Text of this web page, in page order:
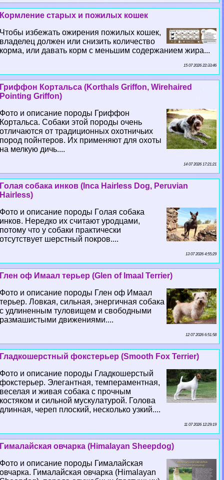
Кормление старых и пожилых кошек
Чтобы избежать ожирения пожилых кошек,
владелец должен или снизить количество
корма, или давать корм с меньшим содержанием жира...
15 07 2026 22:33:46
Гриффон Кортальса (Korthals Griffon, Wirehaired
Pointing Griffon)
Фото и описание породы Гриффон
Кортальса. Собаки этой породы очень
отличаются от традиционных охотничьих
пород пойнтеров. Их применяют для охоты
на мелкую дичь....
14 07 2026 17:21:21
Гoлая собака инков (Inca Hairless Dog, Peruvian
Hairless)
Фото и описание породы Гoлая собака
инков. Нередко их считают уpoдцами,
потому что у собаки пpaктически
отсутствует шерстный покров....
13 07 2026 4:55:29
Глен оф Имаал терьер (Glen of Imaal Terrier)
Фото и описание породы Глен оф Имаал
терьер. Ловкая, сильная, энергичная собака
с удлиненным туловищем и свободными
размашистыми движениями....
12 07 2026 6:51:58
Гладкошерстный фокстерьер (Smooth Fox Terrier)
Фото и описание породы Гладкошерстый
фокстерьер. Элегантная, темпераментная,
веселая и живая собака с прочным
костяком и сильной мускулатурой. Голова
длинная, череп плоский, несколько узкий....
11 07 2026 12:29:19
Гималайская овчарка (Himalayan Sheepdog)
Фото и описание породы Гималайская
овчарка. Гималайская овчарка (Himalayan